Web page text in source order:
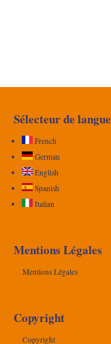
Sélecteur de langue
French
German
English
Spanish
Italian
Mentions Légales
Mentions Légales
Copyright
Copyright